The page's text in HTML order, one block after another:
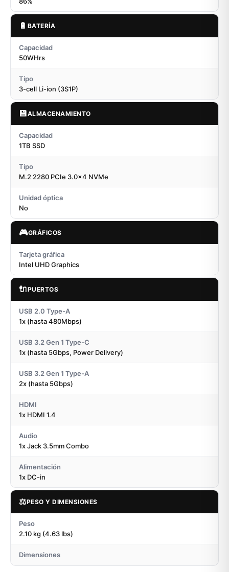
🔋 BATERÍA
Capacidad
50WHrs
Tipo
3-cell Li-ion (3S1P)
💾ALMACENAMIENTO
Capacidad
1TB SSD
Tipo
M.2 2280 PCIe 3.0x4 NVMe
Unidad óptica
No
🎮GRÁFICOS
Tarjeta gráfica
Intel UHD Graphics
🔌PUERTOS
USB 2.0 Type-A
1x (hasta 480Mbps)
USB 3.2 Gen 1 Type-C
1x (hasta 5Gbps, Power Delivery)
USB 3.2 Gen 1 Type-A
2x (hasta 5Gbps)
HDMI
1x HDMI 1.4
Audio
1x Jack 3.5mm Combo
Alimentación
1x DC-in
⚖️PESO Y DIMENSIONES
Peso
2.10 kg (4.63 lbs)
Dimensiones